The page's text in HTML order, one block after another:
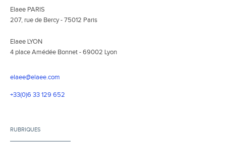
Elaee PARIS
207, rue de Bercy - 75012 Paris
Elaee LYON
4 place Amédée Bonnet - 69002 Lyon
elaee@elaee.com
+33(0)6 33 129 652
RUBRIQUES